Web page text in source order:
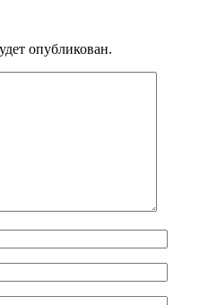
опубликован.